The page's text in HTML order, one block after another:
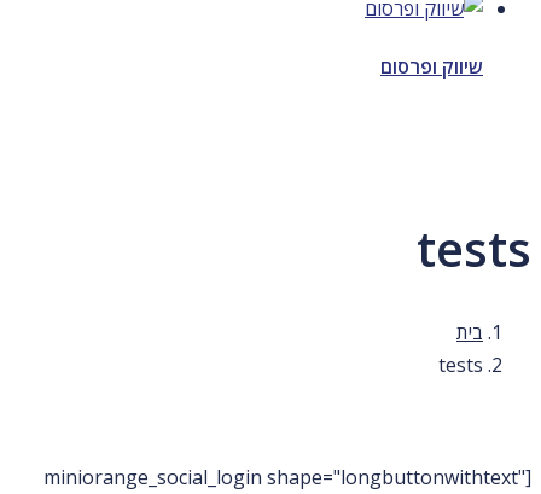
שיווק ופרסום
tests
בית
tests
[miniorange_social_login shape="longbuttonwithtext"